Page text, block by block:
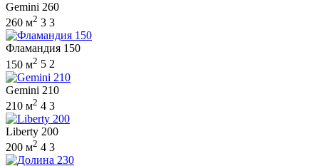
Gemini 260
260 м2 3 3
Фламандия 150
150 м2 5 2
Gemini 210
210 м2 4 3
Liberty 200
200 м2 4 3